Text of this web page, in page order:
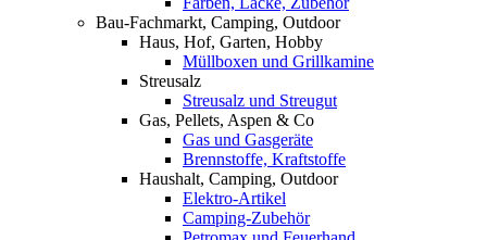
Bau-Fachmarkt, Camping, Outdoor
Haus, Hof, Garten, Hobby
Müllboxen und Grillkamine
Streusalz
Streusalz und Streugut
Gas, Pellets, Aspen & Co
Gas und Gasgeräte
Brennstoffe, Kraftstoffe
Haushalt, Camping, Outdoor
Elektro-Artikel
Camping-Zubehör